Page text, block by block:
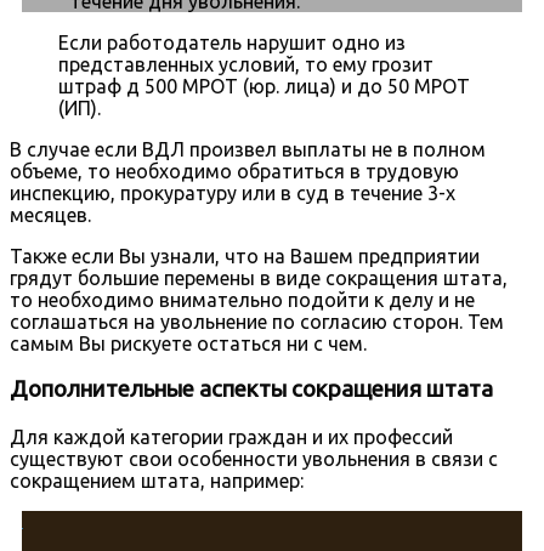
Если работодатель нарушит одно из
представленных условий, то ему грозит
штраф д 500 МРОТ (юр. лица) и до 50 МРОТ
(ИП).
В случае если ВДЛ произвел выплаты не в полном
объеме, то необходимо обратиться в трудовую
инспекцию, прокуратуру или в суд в течение 3-х
месяцев.
Также если Вы узнали, что на Вашем предприятии
грядут большие перемены в виде сокращения штата,
то необходимо внимательно подойти к делу и не
соглашаться на увольнение по согласию сторон. Тем
самым Вы рискуете остаться ни с чем.
Дополнительные аспекты сокращения штата
Для каждой категории граждан и их профессий
существуют свои особенности увольнения в связи с
сокращением штата, например: